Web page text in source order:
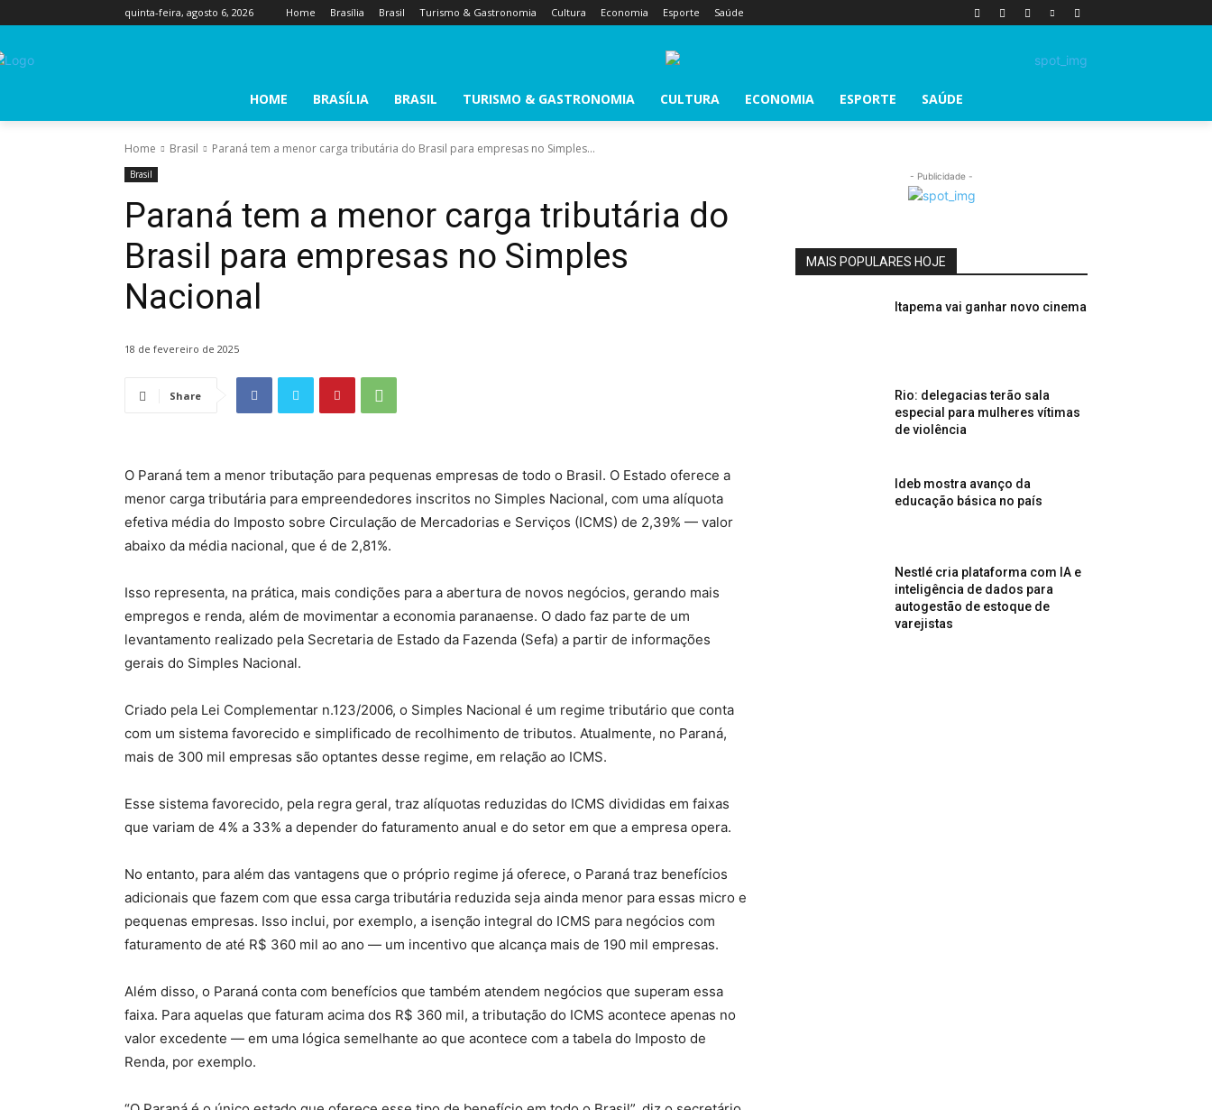
quinta-feira, agosto 6, 2026 Home Brasília Brasil Turismo & Gastronomia Cultura Economia Esporte Saúde
HOME BRASÍLIA BRASIL TURISMO & GASTRONOMIA CULTURA ECONOMIA ESPORTE SAÚDE
Home Brasil Paraná tem a menor carga tributária do Brasil para empresas no Simples...
Brasil
Paraná tem a menor carga tributária do
Brasil para empresas no Simples
Nacional
18 de fevereiro de 2025
Share
O Paraná tem a menor tributação para pequenas empresas de todo o Brasil. O Estado oferece a
menor carga tributária para empreendedores inscritos no Simples Nacional, com uma alíquota
efetiva média do Imposto sobre Circulação de Mercadorias e Serviços (ICMS) de 2,39% — valor
abaixo da média nacional, que é de 2,81%.
Isso representa, na prática, mais condições para a abertura de novos negócios, gerando mais
empregos e renda, além de movimentar a economia paranaense. O dado faz parte de um
levantamento realizado pela Secretaria de Estado da Fazenda (Sefa) a partir de informações
gerais do Simples Nacional.
Criado pela Lei Complementar n.123/2006, o Simples Nacional é um regime tributário que conta
com um sistema favorecido e simplificado de recolhimento de tributos. Atualmente, no Paraná,
mais de 300 mil empresas são optantes desse regime, em relação ao ICMS.
Esse sistema favorecido, pela regra geral, traz alíquotas reduzidas do ICMS divididas em faixas
que variam de 4% a 33% a depender do faturamento anual e do setor em que a empresa opera.
No entanto, para além das vantagens que o próprio regime já oferece, o Paraná traz benefícios
adicionais que fazem com que essa carga tributária reduzida seja ainda menor para essas micro e
pequenas empresas. Isso inclui, por exemplo, a isenção integral do ICMS para negócios com
faturamento de até R$ 360 mil ao ano — um incentivo que alcança mais de 190 mil empresas.
Além disso, o Paraná conta com benefícios que também atendem negócios que superam essa
faixa. Para aquelas que faturam acima dos R$ 360 mil, a tributação do ICMS acontece apenas no
valor excedente — em uma lógica semelhante ao que acontece com a tabela do Imposto de
Renda, por exemplo.
- Publicidade -
MAIS POPULARES HOJE
Itapema vai ganhar novo cinema
Rio: delegacias terão sala
especial para mulheres vítimas
de violência
Ideb mostra avanço da
educação básica no país
Nestlé cria plataforma com IA e
inteligência de dados para
autogestão de estoque de
varejistas